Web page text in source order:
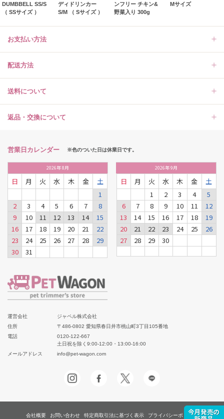
DUMBBELL SS/S
（ SSサイズ ）
ディドリンカー
S/M （ Sサイズ ）
ンフリー チキン&
野菜入り 300g
Mサイズ
お支払い方法
配送方法
送料について
返品・交換について
営業日カレンダー ※色のついた日は休業日です。
2026年8月
日 月 火 水 木 金
土
1
2
3 4 5 6 7
8
9
10 11 12 13 14
15
16
17 18 19 20 21
22
23
24 25 26 27 28
29
30
31
2026年9月
日 月 火 水 木 金
土
1
2 3 4
5
6
7 8 9 10 11
12
13
14 15 16 17 18
19
20
21 22 23 24 25
26
27
28 29 30
運営会社
ジャペル株式会社
住所
〒486-0802 愛知県春日井市桃山町3丁目105番地
電話
0120-122-667
土日祝を除く9:00-12:00・13:00-16:00
メールアドレス
info@pet-wagon.com
会社概要 お問い合わせ 特定商取引法に基づく表示 プライバシーポリシー